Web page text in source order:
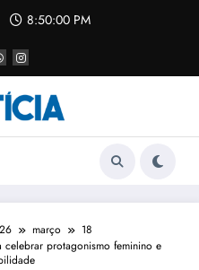
8:50:00 PM
março
18
celebrar protagonismo feminino e